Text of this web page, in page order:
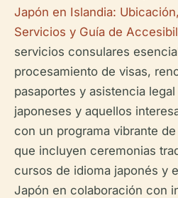
Japón en Islandia:
Servicios y Guía de
servicios consulares
procesamiento de visas,
pasaportes y asistencia
japoneses y aquellos
con un programa vibrante
que incluyen ceremonias
cursos de idioma japonés y
Japón en colaboración con